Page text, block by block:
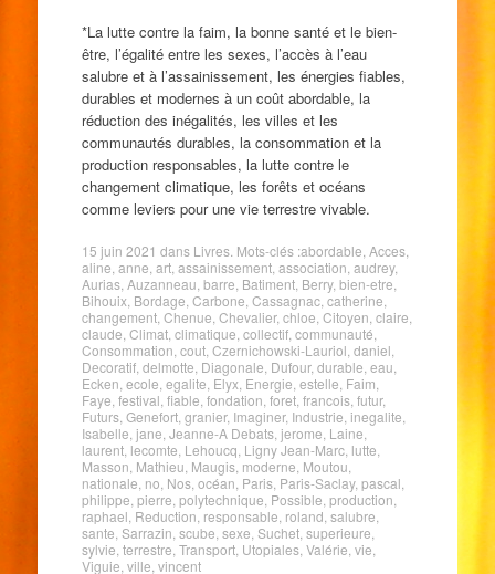
*La lutte contre la faim, la bonne santé et le bien-
être, l’égalité entre les sexes, l’accès à l’eau
salubre et à l’assainissement, les énergies fiables,
durables et modernes à un coût abordable, la
réduction des inégalités, les villes et les
communautés durables, la consommation et la
production responsables, la lutte contre le
changement climatique, les forêts et océans
comme leviers pour une vie terrestre vivable.
15 juin 2021 dans Livres. Mots-clés :abordable Acces,
aline anne art, assainissement, association audrey,
Aurias, Auzanneau barre Batiment, Berry, bien-etre
Bihouix, Bordage Carbone Cassagnac, catherine
changement, Chenue Chevalier, chloe Citoyen claire
claude Climat, climatique collectif, communauté
Consommation cout, Czernichowski-Lauriol daniel
Decoratif, delmotte Diagonale Dufour, durable eau
Ecken ecole egalite Elyx, Energie estelle Faim
Faye festival fiable fondation foret, francois, futur,
Futurs, Genefort, granier, Imaginer, Industrie inegalite
Isabelle jane Jeanne-A Debats, jerome Laine
laurent, lecomte Lehoucq Ligny Jean-Marc, lutte
Masson Mathieu Maugis, moderne Moutou
nationale no Nos, océan Paris, Paris-Saclay, pascal
philippe pierre polytechnique Possible production
raphael Reduction responsable roland salubre
sante Sarrazin scube sexe Suchet, superieure
sylvie terrestre Transport, Utopiales, Valérie vie
Viguie ville vincent